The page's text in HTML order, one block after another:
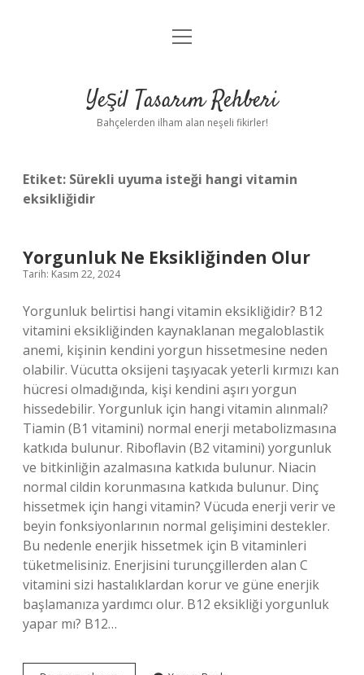
Anasayfa
Yasal Uyarı
menüyü
Yeşil Tasarım Rehberi
Bahçelerden ilham alan neşeli fikirler!
Etiket: Sürekli uyuma isteği hangi vitamin
eksikliğidir
Yorgunluk Ne Eksikliğinden Olur
Tarih: Kasım 22, 2024
Yorgunluk belirtisi hangi vitamin eksikliğidir? B12
vitamini eksikliğinden kaynaklanan megaloblastik
anemi, kişinin kendini yorgun hissetmesine neden
olabilir. Vücutta oksijeni taşıyacak yeterli kırmızı kan
hücresi olmadığında, kişi kendini aşırı yorgun
hissedebilir. Yorgunluk için hangi vitamin alınmalı?
Tiamin (B1 vitamini) normal enerji metabolizmasına
katkıda bulunur. Riboflavin (B2 vitamini) yorgunluk
ve bitkinliğin azalmasına katkıda bulunur. Niacin
normal cildin korunmasına katkıda bulunur. Dinç
hissetmek için hangi vitamin? Vücuda enerji verir ve
beyin fonksiyonlarının normal gelişimini destekler.
Bu nedenle enerjik hissetmek için B vitaminleri
tüketmelisiniz. Enerjisini turunçgillerden alan C
vitamini sizi hastalıklardan korur ve güne enerjik
başlamanıza yardımcı olur. B12 eksikliği yorgunluk
yapar mı? B12…